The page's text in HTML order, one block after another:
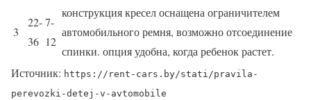
3
22-
36
7-
12
конструкция кресел оснащена ограничителем
автомобильного ремня, возможно отсоединение
спинки. опция удобна, когда ребенок растет.
Источник: https://rent-cars.by/stati/pravila-
perevozki-detej-v-avtomobile